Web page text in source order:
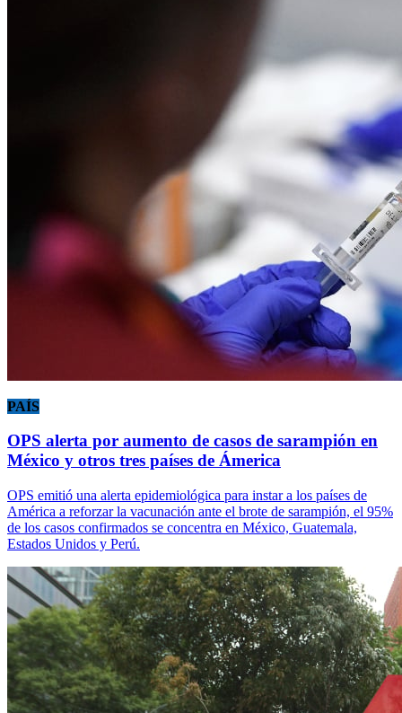
PAÍS
OPS alerta por aumento de casos de sarampión en
México y otros tres países de Ámerica
OPS emitió una alerta epidemiológica para instar a los países de
América a reforzar la vacunación ante el brote de sarampión, el 95%
de los casos confirmados se concentra en México, Guatemala,
Estados Unidos y Perú.